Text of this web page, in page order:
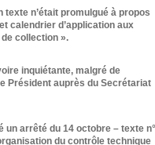
texte n’était promulgué à propos
calendrier d’application aux
collection ».
inquiétante, malgré de
Président auprès du Secrétariat
un arrêté du 14 octobre – texte n°
du contrôle technique